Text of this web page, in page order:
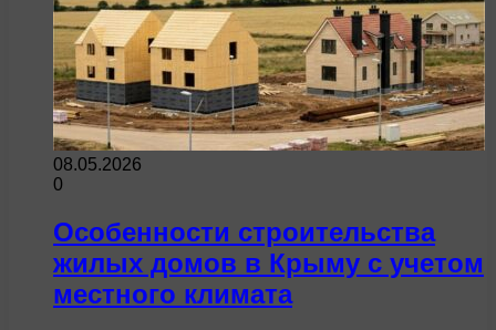
08.05.2026
0
Особенности строительства
жилых домов в Крыму с учетом
местного климата